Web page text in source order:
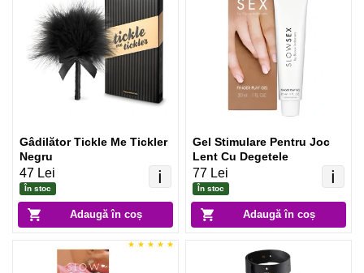
Adaugă în coș
ℹ️
Gâdilător Tickle Me Tickler
Negru
47 Lei
În stoc
Adaugă în coș
ℹ️
Gel Stimulare Pentru Joc
Lent Cu Degetele
77 Lei
În stoc